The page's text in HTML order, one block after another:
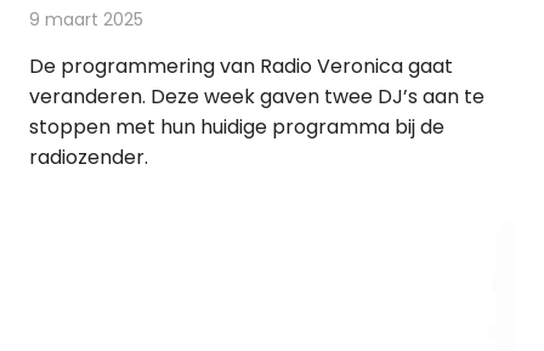
9 maart 2025
De programmering van Radio Veronica gaat
veranderen. Deze week gaven twee DJ’s aan te
stoppen met hun huidige programma bij de
radiozender.